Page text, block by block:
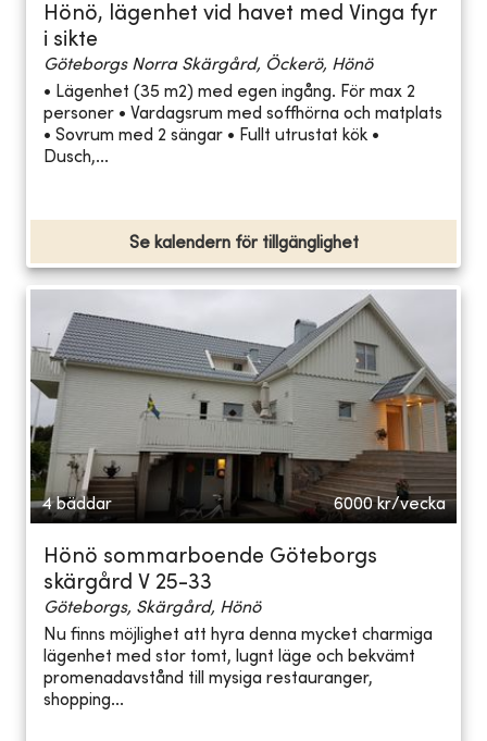
Hönö, lägenhet vid havet med Vinga fyr
i sikte
Göteborgs Norra Skärgård, Öckerö, Hönö
• Lägenhet (35 m2) med egen ingång. För max 2
personer • Vardagsrum med soffhörna och matplats
• Sovrum med 2 sängar • Fullt utrustat kök •
Dusch,...
Se kalendern för tillgänglighet
4 bäddar 6000 kr/vecka
Hönö sommarboende Göteborgs
skärgård V 25-33
Göteborgs, Skärgård, Hönö
Nu finns möjlighet att hyra denna mycket charmiga
lägenhet med stor tomt, lugnt läge och bekvämt
promenadavstånd till mysiga restauranger,
shopping...